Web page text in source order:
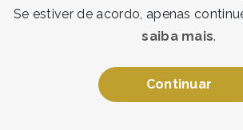
Quero receber
Ao enviar, você concorda com nossotermo
Se estiver de acordo, apenas
saiba mais.
Continuar